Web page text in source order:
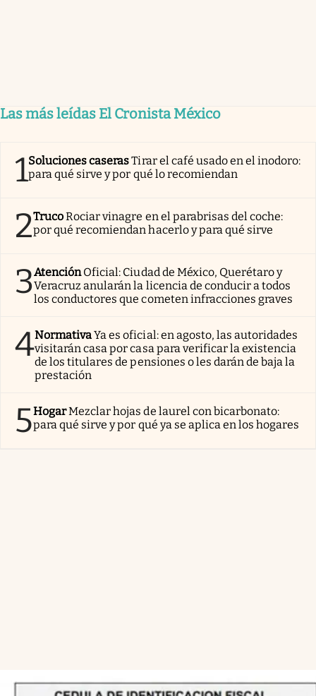
Las más leídas El Cronista México
1Soluciones caserasTirar el café usado en el inodoro:
para qué sirve y por qué lo recomiendan
2TrucoRociar vinagre en el parabrisas del coche:
por qué recomiendan hacerlo y para qué sirve
3AtenciónOficial: Ciudad de México, Querétaro y
Veracruz anularán la licencia de conducir a todos
los conductores que cometen infracciones graves
4NormativaYa es oficial: en agosto, las autoridades
visitarán casa por casa para verificar la existencia
de los titulares de pensiones o les darán de baja la
prestación
5HogarMezclar hojas de laurel con bicarbonato:
para qué sirve y por qué ya se aplica en los hogares